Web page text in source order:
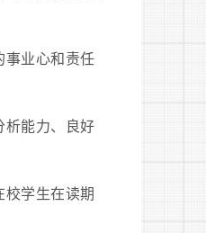
事业心和责任
析能力、良好
学生在读期